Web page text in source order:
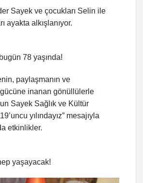
Sayek ve çocukları Selin ile
ayakta alkışlanıyor.
78 yaşında!
paylaşmanın ve
gücüne inanan gönüllülerle
Sayek Sağlık ve Kültür
yılındayız” mesajıyla
etkinlikler.
yaşayacak!